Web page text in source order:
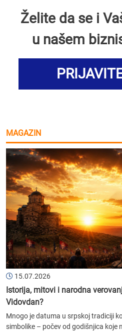
Želite da se i
u našem
MAGAZIN
15.07.2026
Istorija, mitovi i narodna
Vidovdan?
Mnogo je datuma u srpskoj tradiciji
simbolike – počev od godišnjica koje